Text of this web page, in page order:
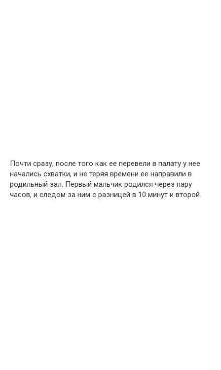
Почти сразу, после того как ее перевели в палату у нее
начались схватки, и не теряя времени ее направили в
родильный зал. Первый мальчик родился через пару
часов, и следом за ним с разницей в 10 минут и второй.